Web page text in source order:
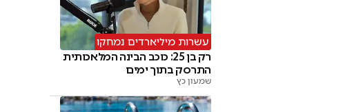
עשרות מיליארדים נמחקו
רק בן 25: כוכב הבינה המלאכותית
התרסק בתוך ימים
שמעון כץ